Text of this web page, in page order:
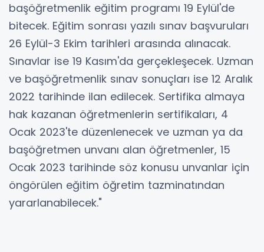
başöğretmenlik eğitim programı 19 Eylül'de
bitecek. Eğitim sonrası yazılı sınav başvuruları
26 Eylül-3 Ekim tarihleri arasında alınacak.
Sınavlar ise 19 Kasım'da gerçekleşecek. Uzman
ve başöğretmenlik sınav sonuçları ise 12 Aralık
2022 tarihinde ilan edilecek. Sertifika almaya
hak kazanan öğretmenlerin sertifikaları, 4
Ocak 2023'te düzenlenecek ve uzman ya da
başöğretmen unvanı alan öğretmenler, 15
Ocak 2023 tarihinde söz konusu unvanlar için
öngörülen eğitim öğretim tazminatından
yararlanabilecek."